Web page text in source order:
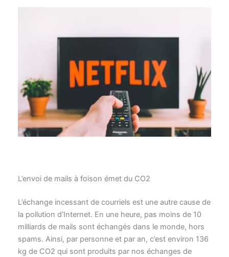
L’envoi de mails à foison émet du CO2
L’échange incessant de courriels est une autre cause de
la pollution d’Internet. En une heure, pas moins de 10
milliards de mails sont échangés dans le monde, hors
spams. Ainsi, par personne et par an, c’est environ 136
kg de CO2 qui sont produits par nos échanges de